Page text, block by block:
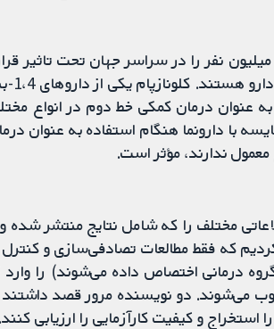
صرع حدود 70 میلیون نفر را در سراسر جهان تحت
عنوان درمان کمکی خط دوم در انواع
با دارونما هنگام استفاده به عنوان
ندارند، مؤثر است.
مختلف را که شامل نتایج منتشر
کردیم که فقط مطالعات تصادفی‌سازی و
درمانی اختصاص داده می‌شوند) را وارد
می‌شوند. دو نویسنده مرور قصد داشتند
استخراج و کیفیت کارآزمایی را ارزیابی کنند.